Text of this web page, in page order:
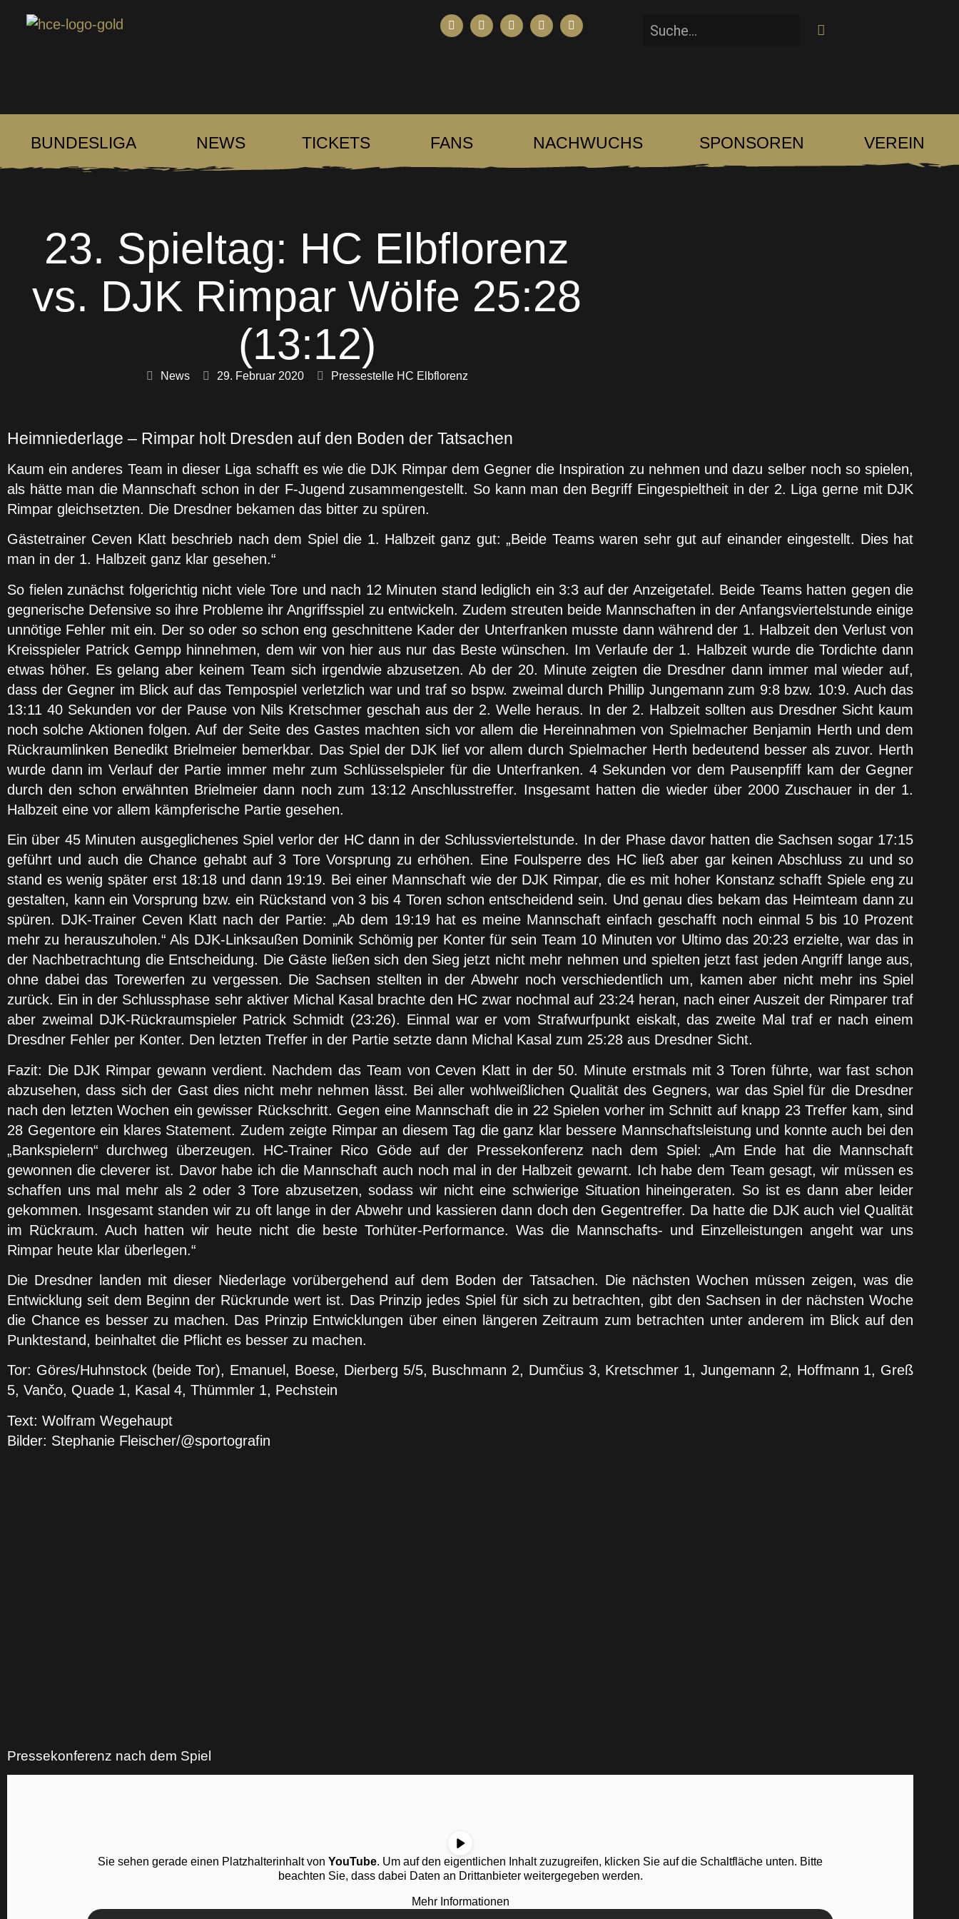
BUNDESLIGA NEWS TICKETS FANS NACHWUCHS SPONSOREN VEREIN
23. Spieltag: HC Elbflorenz
vs. DJK Rimpar Wölfe 25:28
(13:12)
News 29. Februar 2020 Pressestelle HC Elbflorenz
Heimniederlage – Rimpar holt Dresden auf den Boden der Tatsachen
Kaum ein anderes Team in dieser Liga schafft es wie die DJK Rimpar dem Gegner die Inspiration zu nehmen und dazu selber noch so spielen,
als hätte man die Mannschaft schon in der F-Jugend zusammengestellt. So kann man den Begriff Eingespieltheit in der 2. Liga gerne mit DJK
Rimpar gleichsetzten. Die Dresdner bekamen das bitter zu spüren.
Gästetrainer Ceven Klatt beschrieb nach dem Spiel die 1. Halbzeit ganz gut: „Beide Teams waren sehr gut auf einander eingestellt. Dies hat
man in der 1. Halbzeit ganz klar gesehen.“
So fielen zunächst folgerichtig nicht viele Tore und nach 12 Minuten stand lediglich ein 3:3 auf der Anzeigetafel. Beide Teams hatten gegen die
gegnerische Defensive so ihre Probleme ihr Angriffsspiel zu entwickeln. Zudem streuten beide Mannschaften in der Anfangsviertelstunde einige
unnötige Fehler mit ein. Der so oder so schon eng geschnittene Kader der Unterfranken musste dann während der 1. Halbzeit den Verlust von
Kreisspieler Patrick Gempp hinnehmen, dem wir von hier aus nur das Beste wünschen. Im Verlaufe der 1. Halbzeit wurde die Tordichte dann
etwas höher. Es gelang aber keinem Team sich irgendwie abzusetzen. Ab der 20. Minute zeigten die Dresdner dann immer mal wieder auf,
dass der Gegner im Blick auf das Tempospiel verletzlich war und traf so bspw. zweimal durch Phillip Jungemann zum 9:8 bzw. 10:9. Auch das
13:11 40 Sekunden vor der Pause von Nils Kretschmer geschah aus der 2. Welle heraus. In der 2. Halbzeit sollten aus Dresdner Sicht kaum
noch solche Aktionen folgen. Auf der Seite des Gastes machten sich vor allem die Hereinnahmen von Spielmacher Benjamin Herth und dem
Rückraumlinken Benedikt Brielmeier bemerkbar. Das Spiel der DJK lief vor allem durch Spielmacher Herth bedeutend besser als zuvor. Herth
wurde dann im Verlauf der Partie immer mehr zum Schlüsselspieler für die Unterfranken. 4 Sekunden vor dem Pausenpfiff kam der Gegner
durch den schon erwähnten Brielmeier dann noch zum 13:12 Anschlusstreffer. Insgesamt hatten die wieder über 2000 Zuschauer in der 1.
Halbzeit eine vor allem kämpferische Partie gesehen.
Ein über 45 Minuten ausgeglichenes Spiel verlor der HC dann in der Schlussviertelstunde. In der Phase davor hatten die Sachsen sogar 17:15
geführt und auch die Chance gehabt auf 3 Tore Vorsprung zu erhöhen. Eine Foulsperre des HC ließ aber gar keinen Abschluss zu und so
stand es wenig später erst 18:18 und dann 19:19. Bei einer Mannschaft wie der DJK Rimpar, die es mit hoher Konstanz schafft Spiele eng zu
gestalten, kann ein Vorsprung bzw. ein Rückstand von 3 bis 4 Toren schon entscheidend sein. Und genau dies bekam das Heimteam dann zu
spüren. DJK-Trainer Ceven Klatt nach der Partie: „Ab dem 19:19 hat es meine Mannschaft einfach geschafft noch einmal 5 bis 10 Prozent
mehr zu herauszuholen.“ Als DJK-Linksaußen Dominik Schömig per Konter für sein Team 10 Minuten vor Ultimo das 20:23 erzielte, war das in
der Nachbetrachtung die Entscheidung. Die Gäste ließen sich den Sieg jetzt nicht mehr nehmen und spielten jetzt fast jeden Angriff lange aus,
ohne dabei das Torewerfen zu vergessen. Die Sachsen stellten in der Abwehr noch verschiedentlich um, kamen aber nicht mehr ins Spiel
zurück. Ein in der Schlussphase sehr aktiver Michal Kasal brachte den HC zwar nochmal auf 23:24 heran, nach einer Auszeit der Rimparer traf
aber zweimal DJK-Rückraumspieler Patrick Schmidt (23:26). Einmal war er vom Strafwurfpunkt eiskalt, das zweite Mal traf er nach einem
Dresdner Fehler per Konter. Den letzten Treffer in der Partie setzte dann Michal Kasal zum 25:28 aus Dresdner Sicht.
Fazit: Die DJK Rimpar gewann verdient. Nachdem das Team von Ceven Klatt in der 50. Minute erstmals mit 3 Toren führte, war fast schon
abzusehen, dass sich der Gast dies nicht mehr nehmen lässt. Bei aller wohlweißlichen Qualität des Gegners, war das Spiel für die Dresdner
nach den letzten Wochen ein gewisser Rückschritt. Gegen eine Mannschaft die in 22 Spielen vorher im Schnitt auf knapp 23 Treffer kam, sind
28 Gegentore ein klares Statement. Zudem zeigte Rimpar an diesem Tag die ganz klar bessere Mannschaftsleistung und konnte auch bei den
„Bankspielern“ durchweg überzeugen. HC-Trainer Rico Göde auf der Pressekonferenz nach dem Spiel: „Am Ende hat die Mannschaft
gewonnen die cleverer ist. Davor habe ich die Mannschaft auch noch mal in der Halbzeit gewarnt. Ich habe dem Team gesagt, wir müssen es
schaffen uns mal mehr als 2 oder 3 Tore abzusetzen, sodass wir nicht eine schwierige Situation hineingeraten. So ist es dann aber leider
gekommen. Insgesamt standen wir zu oft lange in der Abwehr und kassieren dann doch den Gegentreffer. Da hatte die DJK auch viel Qualität
im Rückraum. Auch hatten wir heute nicht die beste Torhüter-Performance. Was die Mannschafts- und Einzelleistungen angeht war uns
Rimpar heute klar überlegen.“
Die Dresdner landen mit dieser Niederlage vorübergehend auf dem Boden der Tatsachen. Die nächsten Wochen müssen zeigen, was die
Entwicklung seit dem Beginn der Rückrunde wert ist. Das Prinzip jedes Spiel für sich zu betrachten, gibt den Sachsen in der nächsten Woche
die Chance es besser zu machen. Das Prinzip Entwicklungen über einen längeren Zeitraum zum betrachten unter anderem im Blick auf den
Punktestand, beinhaltet die Pflicht es besser zu machen.
Tor: Göres/Huhnstock (beide Tor), Emanuel, Boese, Dierberg 5/5, Buschmann 2, Dumčius 3, Kretschmer 1, Jungemann 2, Hoffmann 1, Greß
5, Vančo, Quade 1, Kasal 4, Thümmler 1, Pechstein
Text: Wolfram Wegehaupt
Bilder: Stephanie Fleischer/@sportografin
Pressekonferenz nach dem Spiel
Sie sehen gerade einen Platzhalterinhalt vonYouTube. Um auf den eigentlichen Inhalt zuzugreifen, klicken Sie auf die Schaltfläche unten. Bitte
beachten Sie, dass dabei Daten an Drittanbieter weitergegeben werden.
Mehr Informationen